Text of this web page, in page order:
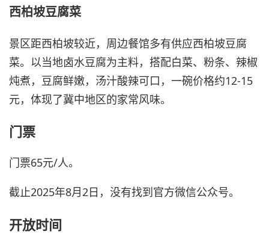
西柏坡豆腐菜
景区距西柏坡较近，周边餐馆多有供应西柏坡豆腐
菜。以当地卤水豆腐为主料，搭配白菜、粉条、辣椒
炖煮，豆腐鲜嫩，汤汁酸辣可口，一碗价格约12-15
元，体现了冀中地区的家常风味。
门票
门票65元/人。
截止2025年8月2日，没有找到官方微信公众号。
开放时间